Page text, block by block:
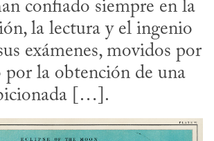
confiado siempre en la
la lectura y el ingenio
exámenes, movidos por
por la obtención de una
[…].